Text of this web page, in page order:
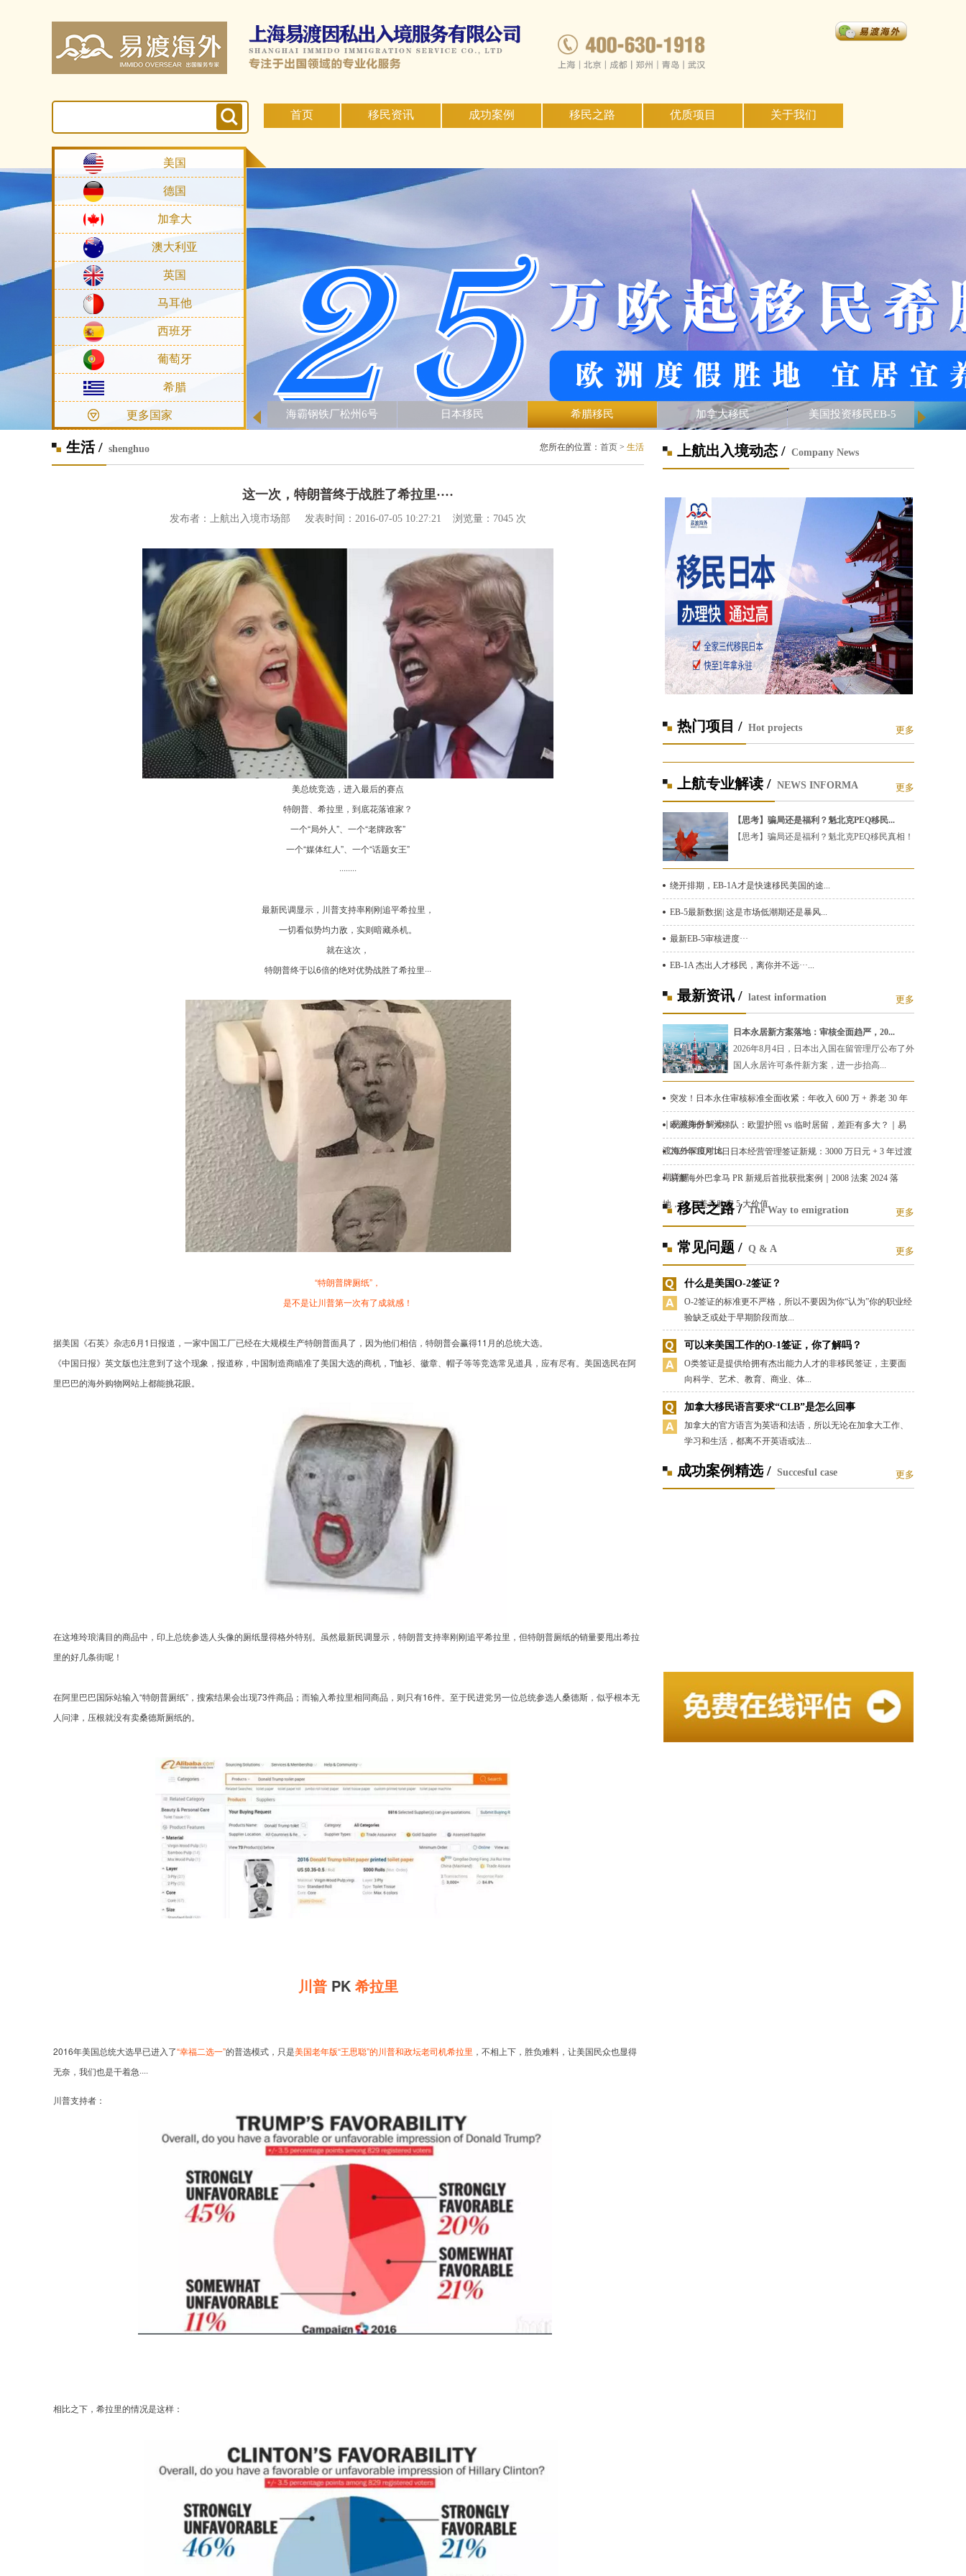
首页 移民资讯 成功案例 移民之路 优质项目 关于我们
美国
德国
加拿大
澳大利亚
英国
马耳他
西班牙
葡萄牙
希腊
更多国家 日本移民 希腊移民 加拿大移民 美国投资移民EB-5 海霸钢铁厂松州6号
生活 / shenghuo 您所在的位置： 首页 > 生活
这一次，特朗普终于战胜了希拉里····
发布者：上航出入境市场部 发表时间：2016-07-05 10:27:21 浏览量：7045 次
美总统竞选，进入最后的赛点
特朗普、希拉里，到底花落谁家？
一个“局外人”、一个“老牌政客”
一个“媒体红人”、一个“话题女王”
········
最新民调显示，川普支持率刚刚追平希拉里，
一切看似势均力敌，实则暗藏杀机。
就在这次，
特朗普终于以6倍的绝对优势战胜了希拉里···
“特朗普牌厕纸”，
是不是让川普第一次有了成就感！
据美国《石英》杂志6月1日报道，一家中国工厂已经在大规模生产特朗普面具了，因为他们相信，特朗普会赢得11月的总统大选。
《中国日报》英文版也注意到了这个现象，报道称，中国制造商瞄准了美国大选的商机，T恤衫、徽章、帽子等等竞选常见道具，应有尽有。美国选民在阿
里巴巴的海外购物网站上都能挑花眼。
在这堆玲琅满目的商品中，印上总统参选人头像的厕纸显得格外特别。虽然最新民调显示，特朗普支持率刚刚追平希拉里，但特朗普厕纸的销量要甩出希拉
里的好几条街呢！
在阿里巴巴国际站输入“特朗普厕纸”，搜索结果会出现73件商品；而输入希拉里相同商品，则只有16件。至于民进党另一位总统参选人桑德斯，似乎根本无
人问津，压根就没有卖桑德斯厕纸的。
川普PK 希拉里
2016年美国总统大选早已进入了“幸福二选一”的普选模式，只是美国老年版“王思聪”的川普和政坛老司机希拉里 ，不相上下，胜负难料，让美国民众也显得
无奈，我们也是干着急····
川普支持者：
相比之下，希拉里的情况是这样：
上航出入境动态 / Company News
更多
热门项目 / Hot projects
更多
上航专业解读 / NEWS INFORMA
【思考】骗局还是福利？魁北克PEQ移民...
【思考】骗局还是福利？魁北克PEQ移民真相！
绕开排期，EB-1A才是快速移民美国的途...
EB-5最新数据| 这是市场低潮期还是暴风...
最新EB-5审核进度···
EB-1A 杰出人才移民，离你并不远···...
更多
最新资讯 / latest information
日本永居新方案落地：审核全面趋严，20...
2026年8月4日，日本出入国在留管理厅公布了外
国人永居许可条件新方案，进一步抬高...
突发！日本永住审核标准全面收紧：年收入 600 万 + 养老 30 年
｜易渡海外解读
欧洲身份 5 大梯队：欧盟护照 vs 临时居留，差距有多大？｜易
渡海外深度对比
2025年10月16日日本经营管理签证新规：3000 万日元 + 3 年过渡
期详解
易渡海外巴拿马 PR 新规后首批获批案例｜2008 法案 2024 落
地，30 万美元购房 5 大价值
更多
移民之路 / The Way to emigration
更多
常见问题 / Q & A
什么是美国O-2签证？
O-2签证的标准更不严格，所以不要因为你“认为”你的职业经
验缺乏或处于早期阶段而放...
可以来美国工作的O-1签证，你了解吗？
O类签证是提供给拥有杰出能力人才的非移民签证，主要面
向科学、艺术、教育、商业、体...
加拿大移民语言要求“CLB”是怎么回事
加拿大的官方语言为英语和法语，所以无论在加拿大工作、
学习和生活，都离不开英语或法...
更多
成功案例精选 / Succesful case